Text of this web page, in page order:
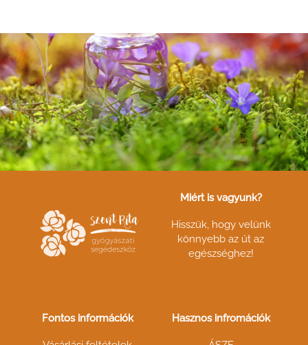
Miért is vagyunk?
Hisszük, hogy velünk
könnyebb az út az
egészséghez!
Fontos információk Hasznos infromációk